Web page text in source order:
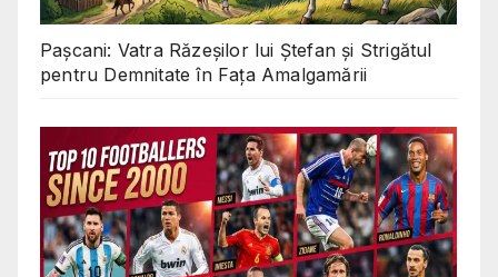
Pașcani: Vatra Răzeșilor lui Ștefan și Strigătul
pentru Demnitate în Fața Amalgamării